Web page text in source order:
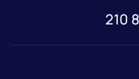
210